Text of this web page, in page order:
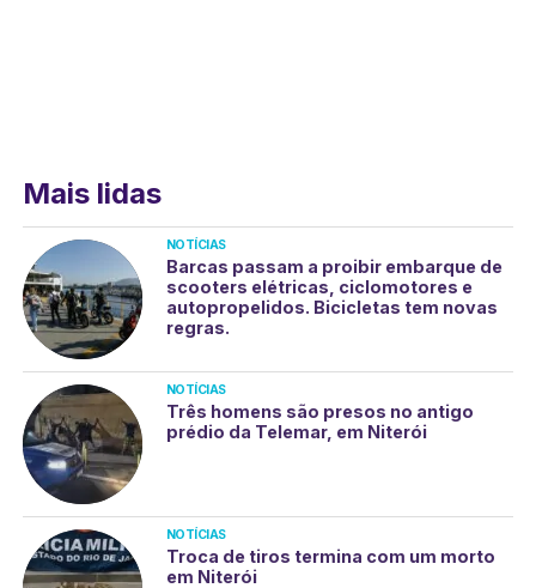
Mais lidas
NOTÍCIAS
Barcas passam a proibir embarque de
scooters elétricas, ciclomotores e
autopropelidos. Bicicletas tem novas
regras.
NOTÍCIAS
Três homens são presos no antigo
prédio da Telemar, em Niterói
NOTÍCIAS
Troca de tiros termina com um morto
em Niterói